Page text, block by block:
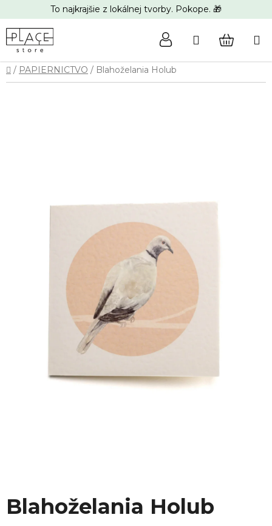
na
obsah
To najkrajšie z lokálnej tvorby. Pokope. 🎁
Hľadať
Domov
/ PAPIERNICTVO / Blahoželania Holub
Blahoželania Holub